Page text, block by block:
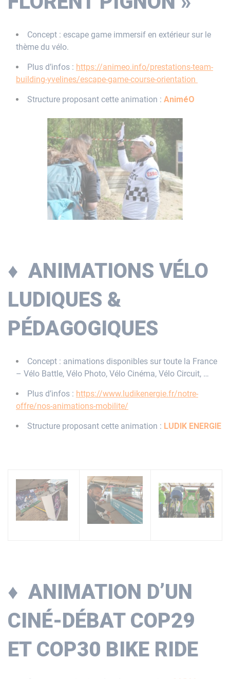
Concept : escape game immersif en extérieur sur le
thème du vélo.
Plus d’infos : https://animeo.info/prestations-team-
building-yvelines/escape-game-course-orientation
Structure proposant cette animation : AniméO
♦ ANIMATIONS VÉLO
LUDIQUES &
PÉDAGOGIQUES
Concept : animations disponibles sur toute la France
– Vélo Battle, Vélo Photo, Vélo Cinéma, Vélo Circuit, …
Plus d’infos : https://www.ludikenergie.fr/notre-
offre/nos-animations-mobilite/
Structure proposant cette animation : LUDIK ENERGIE
♦ ANIMATION D’UN
CINÉ-DÉBAT COP29
ET COP30 BIKE RIDE